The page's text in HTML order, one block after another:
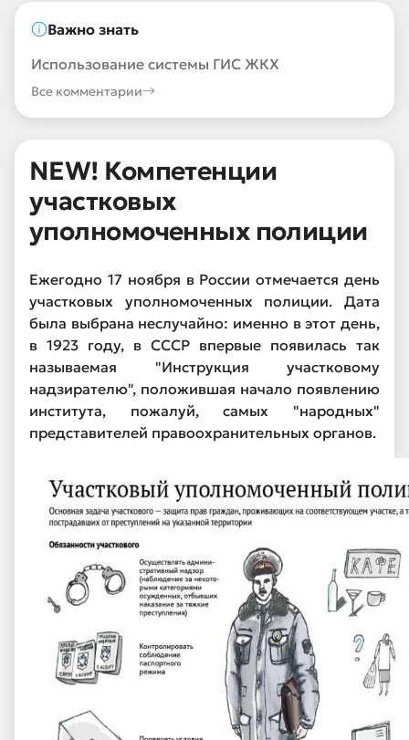
Важно знать
Использование системы ГИС ЖКХ
Все комментарии
NEW! Компетенции
участковых
уполномоченных полиции
Ежегодно 17 ноября в России отмечается день
участковых уполномоченных полиции. Дата
была выбрана неслучайно: именно в этот день,
в 1923 году, в СССР впервые появилась так
называемая "Инструкция участковому
надзирателю", положившая начало появлению
института, пожалуй, самых "народных"
представителей правоохранительных органов.